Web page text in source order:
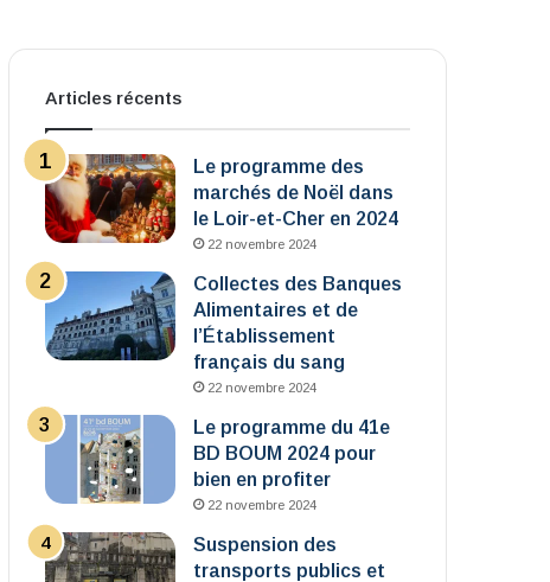
Articles récents
Le programme des
marchés de Noël dans
le Loir-et-Cher en 2024
22 novembre 2024
Collectes des Banques
Alimentaires et de
l’Établissement
français du sang
22 novembre 2024
Le programme du 41e
BD BOUM 2024 pour
bien en profiter
22 novembre 2024
Suspension des
transports publics et